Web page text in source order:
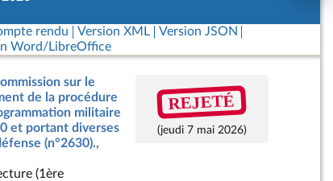
rendu Version XML
Version JSON
Word/LibreOffice
sur le
de la procédure
militaire
et portant diverses
(n°2630).,
(1ère
REJETÉ
(jeudi 7 mai 2026)